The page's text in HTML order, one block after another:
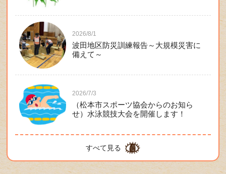
2026/8/1
波田地区防災訓練報告～大規模災害に
備えて～
2026/7/3
（松本市スポーツ協会からのお知ら
せ）水泳競技大会を開催します！
すべて見る